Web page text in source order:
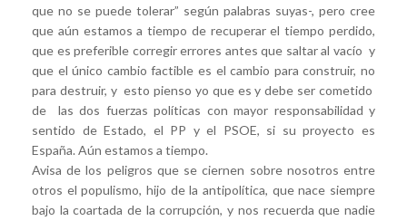
que no se puede tolerar” según palabras suyas-, pero cree
que aún estamos a tiempo de recuperar el tiempo perdido,
que es preferible corregir errores antes que saltar al vacío y
que el único cambio factible es el cambio para construir, no
para destruir, y esto pienso yo que es y debe ser cometido
de las dos fuerzas políticas con mayor responsabilidad y
sentido de Estado, el PP y el PSOE, si su proyecto es
España. Aún estamos a tiempo.
Avisa de los peligros que se ciernen sobre nosotros entre
otros el populismo, hijo de la antipolítica, que nace siempre
bajo la coartada de la corrupción, y nos recuerda que nadie